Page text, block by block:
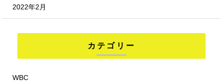
2022年2月
カテゴリー
WBC